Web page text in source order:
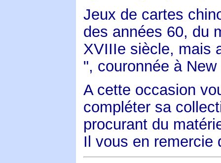
Jeux de cartes
des années 60, du
XVIIIe siècle, mais
", couronnée à
A cette occasion
compléter sa
procurant du
Il vous en remercie